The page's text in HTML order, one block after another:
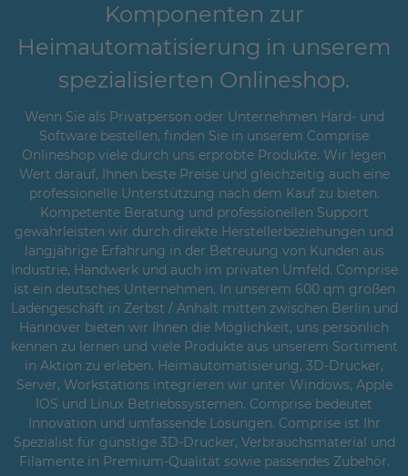
Komponenten zur
Heimautomatisierung in unserem
spezialisierten Onlineshop.
Wenn Sie als Privatperson oder Unternehmen Hard- und
Software bestellen, finden Sie in unserem Comprise
Onlineshop viele durch uns erprobte Produkte. Wir legen
Wert darauf, Ihnen beste Preise und gleichzeitig auch eine
professionelle Unterstützung nach dem Kauf zu bieten.
Kompetente Beratung und professionellen Support
gewährleisten wir durch direkte Herstellerbeziehungen und
langjährige Erfahrung in der Betreuung von Kunden aus
Industrie, Handwerk und auch im privaten Umfeld. Comprise
ist ein deutsches Unternehmen. In unserem 600 qm großen
Ladengeschäft in Zerbst / Anhalt mitten zwischen Berlin und
Hannover bieten wir Ihnen die Möglichkeit, uns persönlich
kennen zu lernen und viele Produkte aus unserem Sortiment
in Aktion zu erleben. Heimautomatisierung, 3D-Drucker,
Server, Workstations integrieren wir unter Windows, Apple
IOS und Linux Betriebssystemen. Comprise bedeutet
Innovation und umfassende Lösungen. Comprise ist Ihr
Spezialist für günstige 3D-Drucker, Verbrauchsmaterial und
Filamente in Premium-Qualität sowie passendes Zubehör.